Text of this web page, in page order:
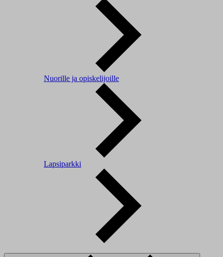
Nuorille ja opiskelijoille
Lapsiparkki